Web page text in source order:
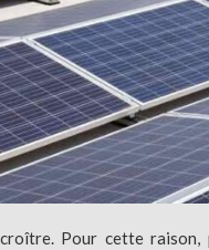
Pour cette raison,